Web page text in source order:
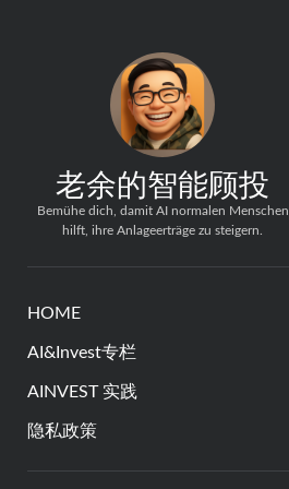
老余的智能顾投
Bemühe dich, damit AI normalen Menschen
hilft, ihre Anlageerträge zu steigern.
HOME
AI&Invest专栏
AINVEST 实践
隐私政策